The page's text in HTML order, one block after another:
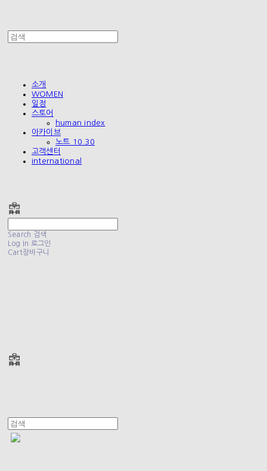
소개
WOMEN
일정
스토어
human index
아카이브
노트 10.30
고객센터
international
Search 검색
Log In 로그인
Cart장바구니